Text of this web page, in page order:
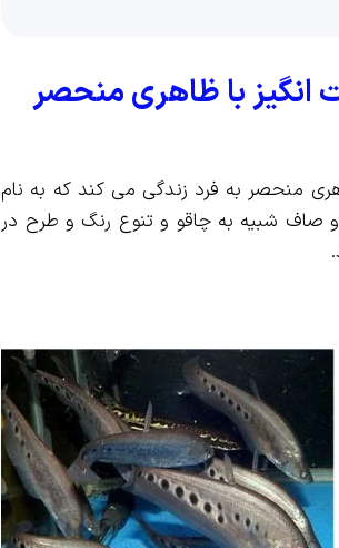
انگیز با ظاهری منحصر
منحصر به فرد زندگی می کند که به نام
صاف شبیه به چاقو و تنوع رنگ و طرح در